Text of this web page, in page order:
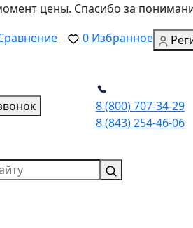
цены. Спасибо за
0 Избранное
8 (800) 707-34-29
8 (843) 254-46-06